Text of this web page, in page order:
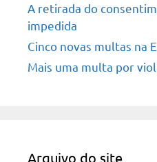
A retirada do
impedida
Cinco novas multas na
Mais uma multa por
Arquivo do site